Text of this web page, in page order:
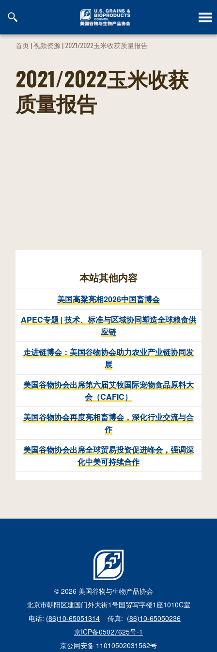
首页|视频资源|2021/2022玉米收获质量报告
2021/2022玉米收获
质量报告
本站其他内容
美国高粱亮相2026中国畜博会
APEC专题 | 技术、标准与区域协同塑造全球粮食供
应链
走进链博会：美国谷物协会助力农业产业链协同发
展
美国谷物协会出席第六届艾牧国际宠物食品原料大
会（CAFIC）
美国谷物协会再度亮相畜博会，深化行业交流与合
作
美国谷物协会出席全球贸易投资促进峰会，强调深
化中美可持续合作
© 2026 美国谷物与生物产品协会
北京市朝阳区建国门外大街1号国贸写字楼1座1010C室
电话: (86)10-65051314 传真: (86)10-65050236
京ICP备05027625号-1
京公网安备 11010502031562号